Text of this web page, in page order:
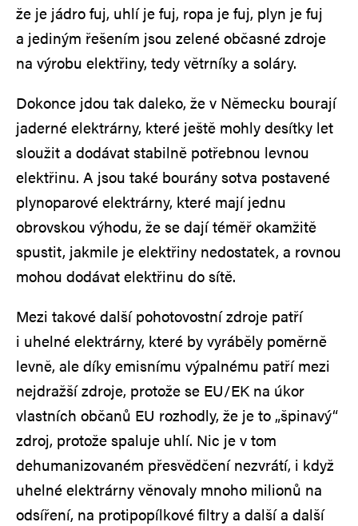
že je jádro fuj, uhlí je fuj, ropa je fuj, plyn je fuj
a jediným řešením jsou zelené občasné zdroje
na výrobu elektřiny, tedy větrníky a soláry.
Dokonce jdou tak daleko, že v Německu bourají
jaderné elektrárny, které ještě mohly desítky let
sloužit a dodávat stabilně potřebnou levnou
elektřinu. A jsou také bourány sotva postavené
plynoparové elektrárny, které mají jednu
obrovskou výhodu, že se dají téměř okamžitě
spustit, jakmile je elektřiny nedostatek, a rovnou
mohou dodávat elektřinu do sítě.
Mezi takové další pohotovostní zdroje patří
i uhelné elektrárny, které by vyráběly poměrně
levně, ale díky emisnímu výpalnému patří mezi
nejdražší zdroje, protože se EU/EK na úkor
vlastních občanů EU rozhodly, že je to „špinavý“
zdroj, protože spaluje uhlí. Nic je v tom
dehumanizovaném přesvědčení nezvrátí, i když
uhelné elektrárny věnovaly mnoho milionů na
odsíření, na protipopílkové filtry a další a další